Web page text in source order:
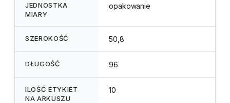
JEDNOSTKA
MIARY
opakowanie
SZEROKOŚĆ 50,8
DŁUGOŚĆ 96
ILOŚĆ ETYKIET
NA ARKUSZU
10